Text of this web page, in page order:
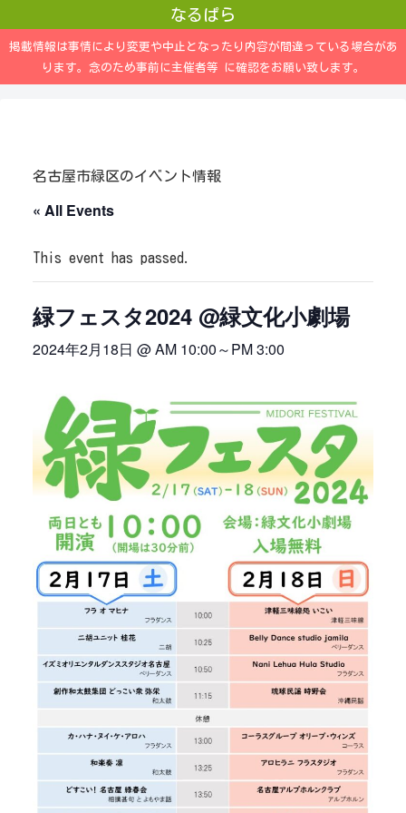
なるぱら
掲載情報は事情により変更や中止となったり内容が間違っている場合があ
ります。念のため事前に主催者等 に確認をお願い致します。
名古屋市緑区のイベント情報
« All Events
This event has passed.
緑フェスタ2024 @緑文化小劇場
2024年2月18日 @ AM 10:00～PM 3:00